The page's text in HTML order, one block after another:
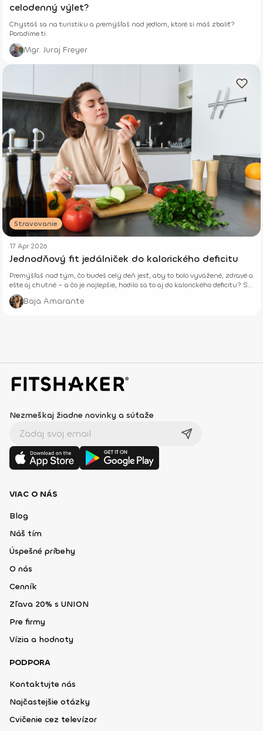
celodenný výlet?
Chystáš sa na turistiku a premýšľaš nad jedlom, ktoré si máš zbaliť?
Poradíme ti.
Mgr. Juraj Freyer
Stravovanie
17 Apr 2026
Jednodňový fit jedálniček do kalorického deficitu
Premýšľaš nad tým, čo budeš celý deň jesť, aby to bolo vyvážené, zdravé a
ešte aj chutné – a čo je najlepšie, hodilo sa to aj do kalorického deficitu? Si
tu správne.
Baja Amarante
Nezmeškaj žiadne novinky a súťaže
VIAC O NÁS
Blog
Náš tím
Úspešné príbehy
O nás
Cenník
Zľava 20% s UNION
Pre firmy
Vízia a hodnoty
PODPORA
Kontaktujte nás
Najčastejšie otázky
Cvičenie cez televízor